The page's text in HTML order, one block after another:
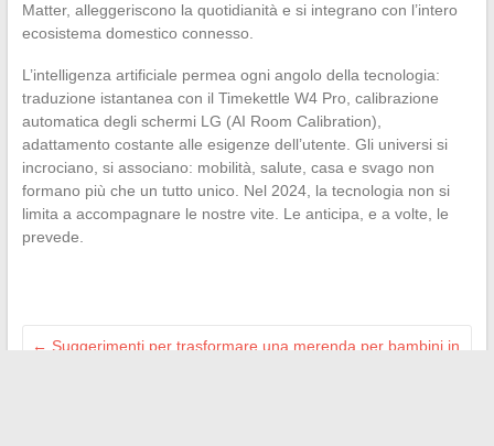
Matter, alleggeriscono la quotidianità e si integrano con l’intero
ecosistema domestico connesso.
L’intelligenza artificiale permea ogni angolo della tecnologia:
traduzione istantanea con il Timekettle W4 Pro, calibrazione
automatica degli schermi LG (AI Room Calibration),
adattamento costante alle esigenze dell’utente. Gli universi si
incrociano, si associano: mobilità, salute, casa e svago non
formano più che un tutto unico. Nel 2024, la tecnologia non si
limita a accompagnare le nostre vite. Le anticipa, e a volte, le
prevede.
← Suggerimenti per trasformare una merenda per bambini in